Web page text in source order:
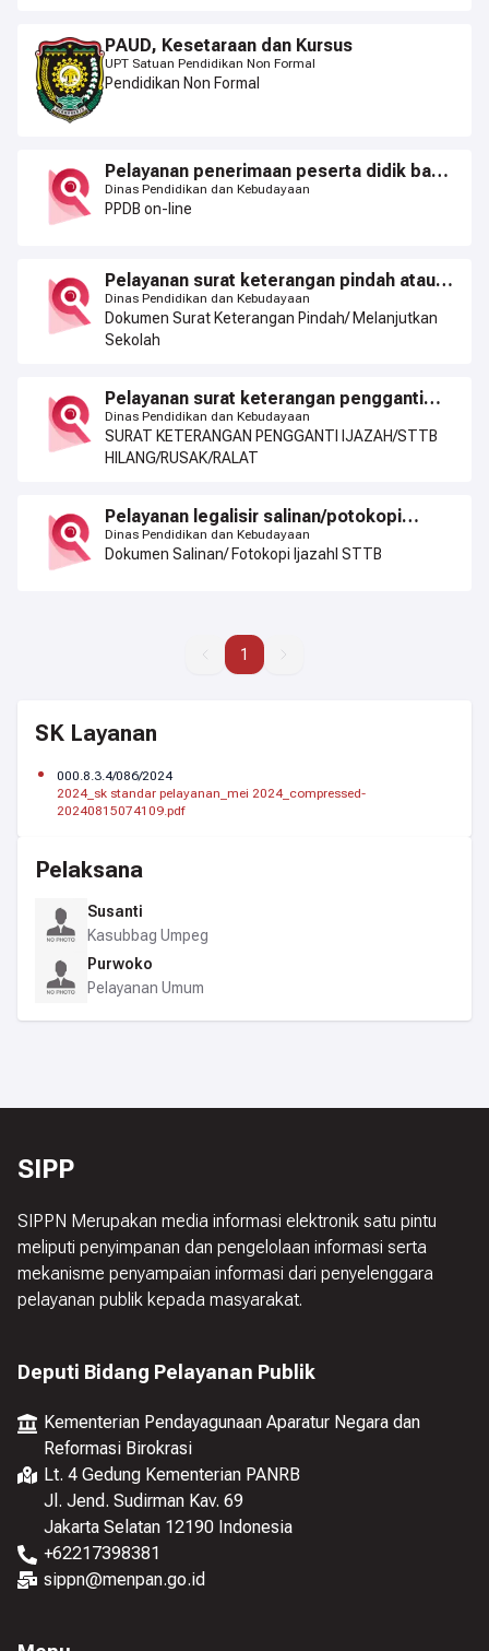
PAUD, Kesetaraan dan Kursus
UPT Satuan Pendidikan Non Formal
Pendidikan Non Formal
Pelayanan penerimaan peserta didik baru
jenjang sd dan smp
Dinas Pendidikan dan Kebudayaan
PPDB on-line
Pelayanan surat keterangan pindah atau
melanjutkan sekolah
Dinas Pendidikan dan Kebudayaan
Dokumen Surat Keterangan Pindah/ Melanjutkan
Sekolah
Pelayanan surat keterangan pengganti
ijazah/sttb hilang/rusak/ralat
Dinas Pendidikan dan Kebudayaan
SURAT KETERANGAN PENGGANTI IJAZAH/STTB
HILANG/RUSAK/RALAT
Pelayanan legalisir salinan/potokopi
ijazah/sttb
Dinas Pendidikan dan Kebudayaan
Dokumen Salinan/ Fotokopi Ijazahl STTB
11
SK Layanan
000.8.3.4/086/2024
2024_sk standar pelayanan_mei 2024_compressed-
20240815074109.pdf
Pelaksana
Susanti
Kasubbag Umpeg
Purwoko
Pelayanan Umum
SIPP
SIPPN Merupakan media informasi elektronik satu pintu
meliputi penyimpanan dan pengelolaan informasi serta
mekanisme penyampaian informasi dari penyelenggara
pelayanan publik kepada masyarakat.
Deputi Bidang Pelayanan Publik
Kementerian Pendayagunaan Aparatur Negara dan
Reformasi Birokrasi
Lt. 4 Gedung Kementerian PANRB
Jl. Jend. Sudirman Kav. 69
Jakarta Selatan 12190 Indonesia
+62217398381
sippn@menpan.go.id